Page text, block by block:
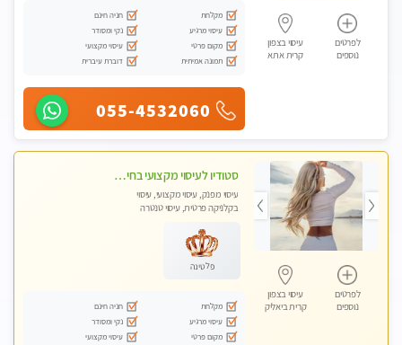
לפרטים
נוספים
עיסוי בצפון
קרית אתא
מקלחת
חניה חינם
עיסוי מרגיע
נקי ומסודר
מקום פרטי
עיסוי מקצועי
תמונה אמיתית
דוברת עיברית
055-4532060
לפרטים
נוספים
עיסוי בצפון
קרית ביאליק
סטודיו לעיסוי מקצועי בחיפה, מפואר, נקי ויוקרתי. במקום מבחר מעסות מנוסות לכל סוגי העיסויים.
עיסוי מפנק, עיסוי מקצועי, עיסוי
בקלניקה פרטית, עיסוי טנטרה
פלטינה
מקלחת
חניה חינם
עיסוי מרגיע
נקי ומסודר
מקום פרטי
עיסוי מקצועי